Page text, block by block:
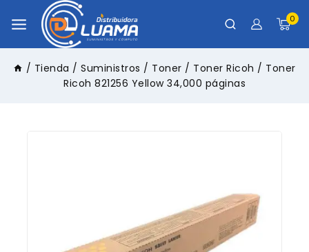
0
/ Tienda / Suministros / Toner / Toner Ricoh / Toner
Ricoh 821256 Yellow 34,000 páginas